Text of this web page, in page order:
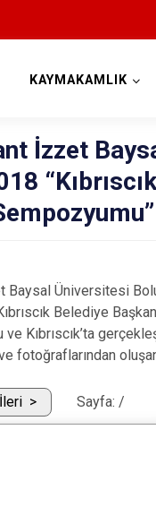
KAYMAKAMLIK
İzzet
Baysal Üniversitesi
Belediye
Kıbrıscık’ta
fotoğraflarından
İleri Sayfa: /